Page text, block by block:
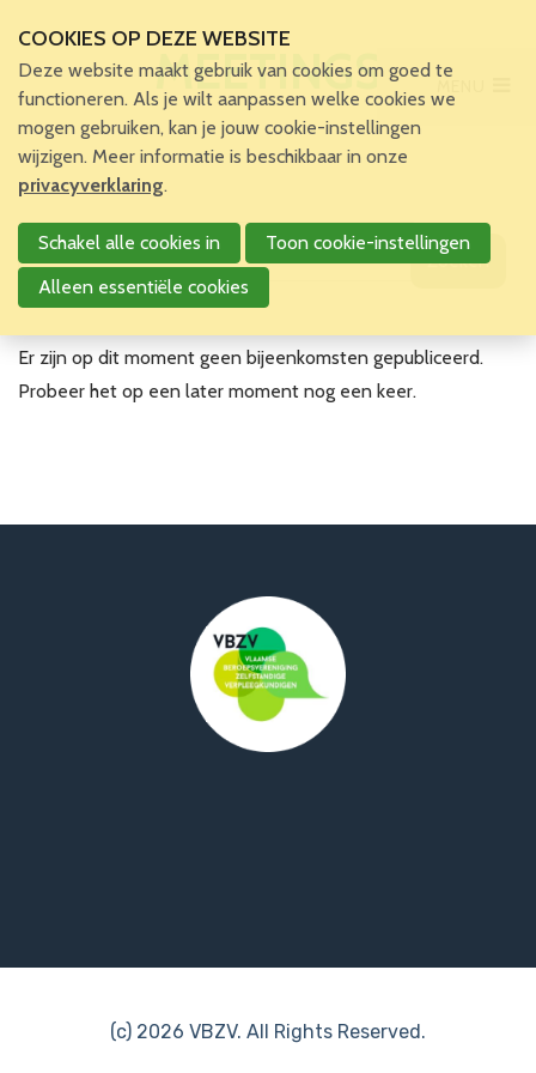
MEETINGS
Zoeken
Er zijn op dit moment geen bijeenkomsten gepubliceerd.
Probeer het op een later moment nog een keer.
(c) 2026 VBZV. All Rights Reserved.
Main Menu
COOKIES OP DEZE WEBSITE
Deze website maakt gebruik van cookies om goed te
functioneren. Als je wilt aanpassen welke cookies we
mogen gebruiken, kan je jouw cookie-instellingen
wijzigen. Meer informatie is beschikbaar in onze
privacyverklaring.
Schakel alle cookies in
Toon cookie-instellingen
Alleen essentiële cookies